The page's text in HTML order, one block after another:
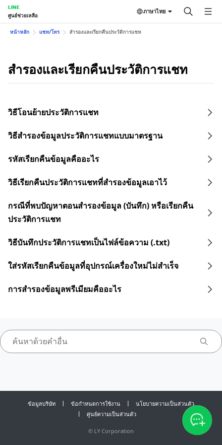
LINE
ศูนย์ช่วยเหลือ
ภาษาไทย
หน้าหลัก แชท/โทร สำรองและเรียกคืนประวัติการแชท
สำรองและเรียกคืนประวัติการแชท
วิธีโอนย้ายประวัติการแชท
วิธีสำรองข้อมูลประวัติการแชทแบบมาตรฐาน
รหัสเรียกคืนข้อมูลคืออะไร
วิธีเรียกคืนประวัติการแชทที่สำรองข้อมูลเอาไว้
กรณีที่พบปัญหาตอนสำรองข้อมูล (บันทึก) หรือเรียกคืน
ประวัติการแชท
วิธีบันทึกประวัติการแชทเป็นไฟล์ข้อความ (.txt)
ใส่รหัสเรียกคืนข้อมูลที่อุปกรณ์เครื่องใหม่ไม่สำเร็จ
การสำรองข้อมูลพรีเมียมคืออะไร
ข้อมูลบริษัท ข้อกำหนดการใช้งาน
นโยบายความเป็นส่วนตัว
ศูนย์ความเป็นส่วนตัว
© LY Corporation